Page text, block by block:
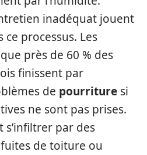
inadéquat jouent
processus. Les
près de 60 % des
finissent par
de pourriture si
ne sont pas prises.
par des
de toiture ou